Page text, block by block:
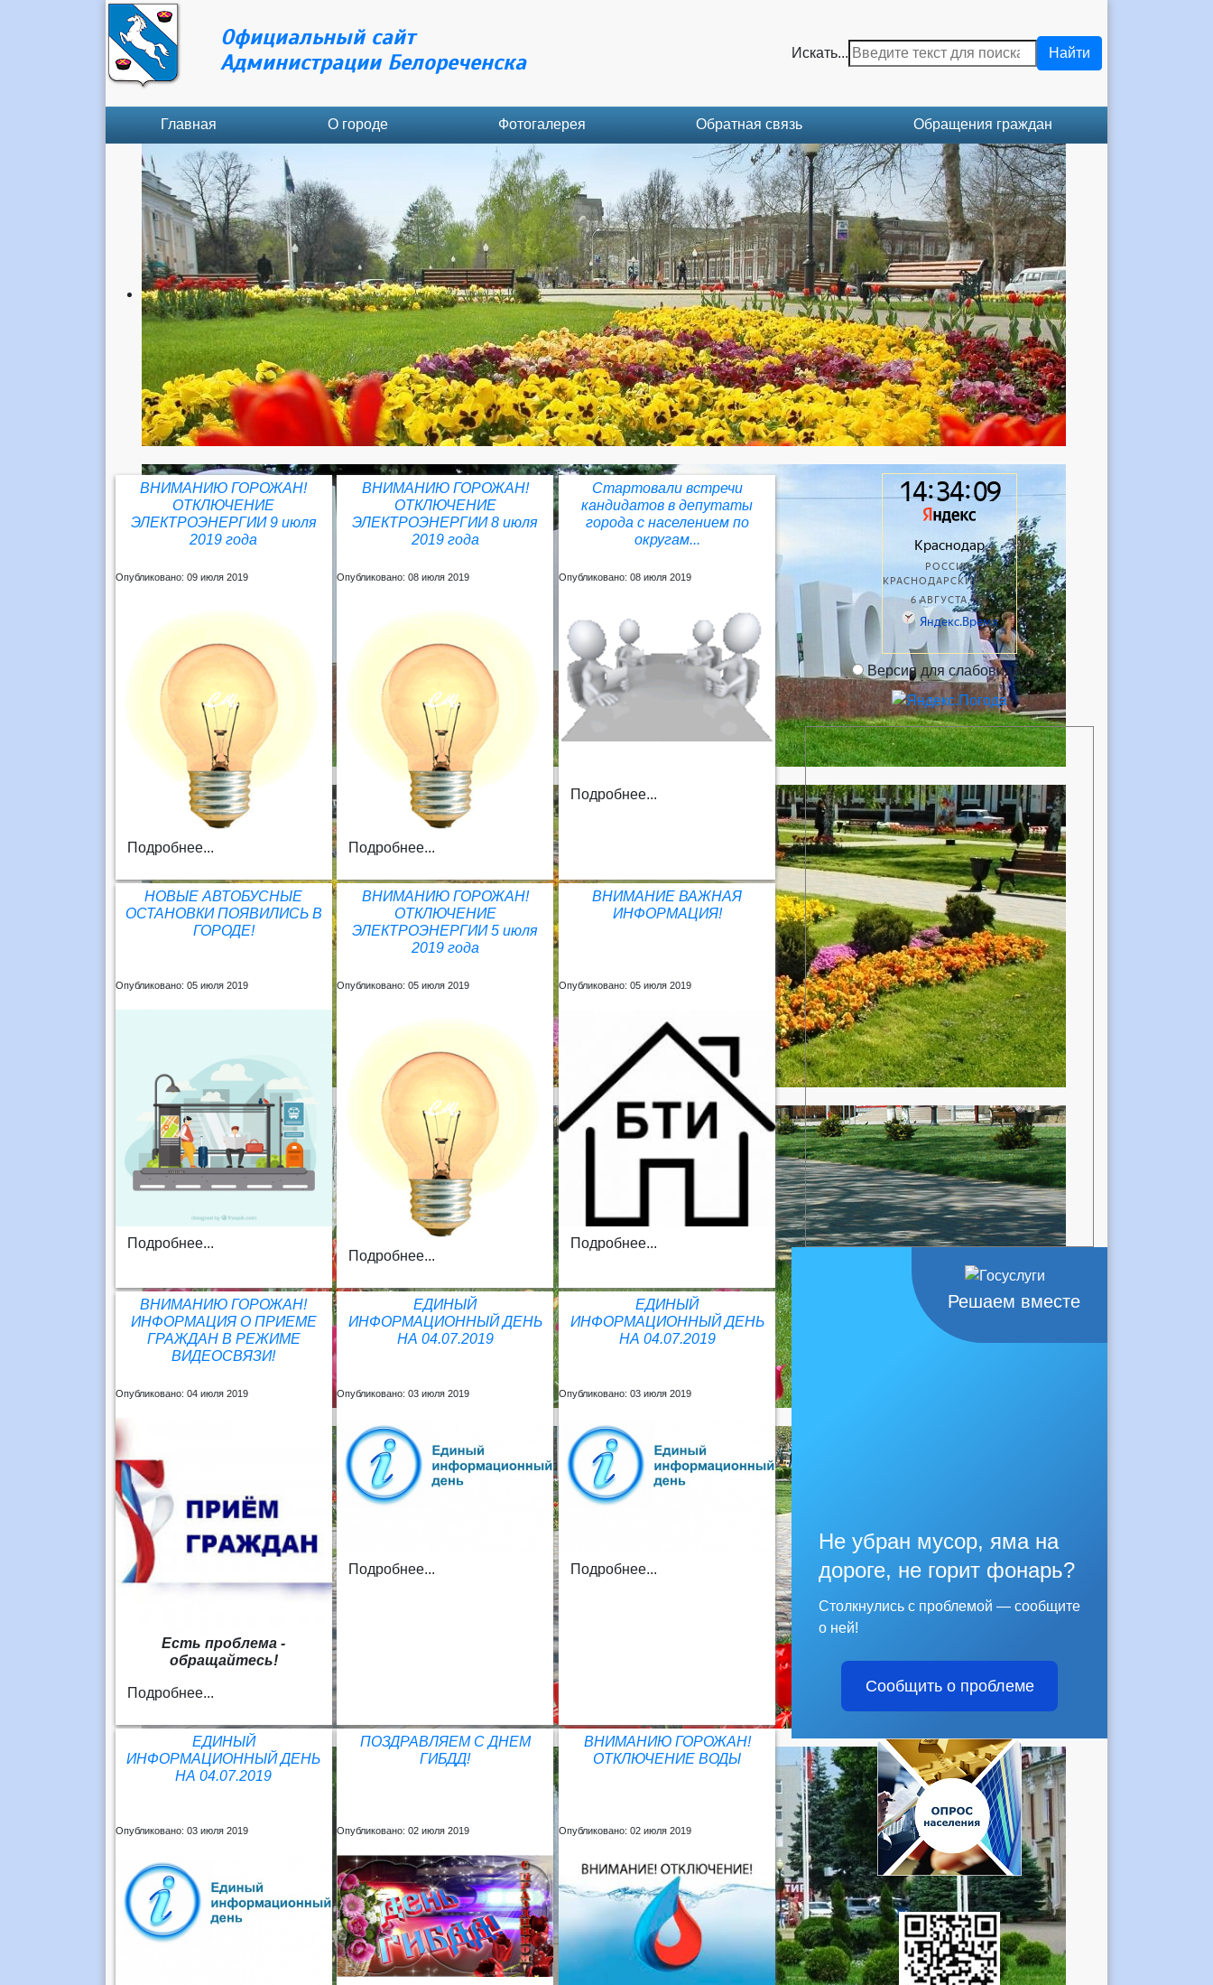
Официальный сайт
Администрации Белореченска
Искать... Найти
Главная О городе Фотогалерея Обратная связь Обращения граждан
ВНИМАНИЮ ГОРОЖАН!
ОТКЛЮЧЕНИЕ
ЭЛЕКТРОЭНЕРГИИ 9 июля
2019 года
Опубликовано: 09 июля 2019
Подробнее...
ВНИМАНИЮ ГОРОЖАН!
ОТКЛЮЧЕНИЕ
ЭЛЕКТРОЭНЕРГИИ 8 июля
2019 года
Опубликовано: 08 июля 2019
Подробнее...
Стартовали встречи
кандидатов в депутаты
города с населением по
округам...
Опубликовано: 08 июля 2019
Подробнее...
НОВЫЕ АВТОБУСНЫЕ
ОСТАНОВКИ ПОЯВИЛИСЬ В
ГОРОДЕ!
Опубликовано: 05 июля 2019
Подробнее...
ВНИМАНИЮ ГОРОЖАН!
ОТКЛЮЧЕНИЕ
ЭЛЕКТРОЭНЕРГИИ 5 июля
2019 года
Опубликовано: 05 июля 2019
Подробнее...
ВНИМАНИЕ ВАЖНАЯ
ИНФОРМАЦИЯ!
Опубликовано: 05 июля 2019
Подробнее...
ВНИМАНИЮ ГОРОЖАН!
ИНФОРМАЦИЯ О ПРИЕМЕ
ГРАЖДАН В РЕЖИМЕ
ВИДЕОСВЯЗИ!
Опубликовано: 04 июля 2019
Есть проблема -
обращайтесь!
Подробнее...
ЕДИНЫЙ
ИНФОРМАЦИОННЫЙ ДЕНЬ
НА 04.07.2019
Опубликовано: 03 июля 2019
Подробнее...
ЕДИНЫЙ
ИНФОРМАЦИОННЫЙ ДЕНЬ
НА 04.07.2019
Опубликовано: 03 июля 2019
Подробнее...
ЕДИНЫЙ
ИНФОРМАЦИОННЫЙ ДЕНЬ
НА 04.07.2019
Опубликовано: 03 июля 2019
ПОЗДРАВЛЯЕМ С ДНЕМ
ГИБДД!
Опубликовано: 02 июля 2019
ВНИМАНИЮ ГОРОЖАН!
ОТКЛЮЧЕНИЕ ВОДЫ
Опубликовано: 02 июля 2019
Версия для слабовидящих
Решаем вместе
Не убран мусор, яма на
дороге, не горит фонарь?
Столкнулись с проблемой — сообщите
о ней!
Сообщить о проблеме